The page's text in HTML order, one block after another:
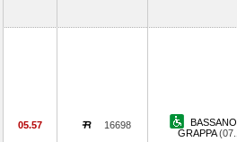
05.57 16698
BASSANO
GRAPPA